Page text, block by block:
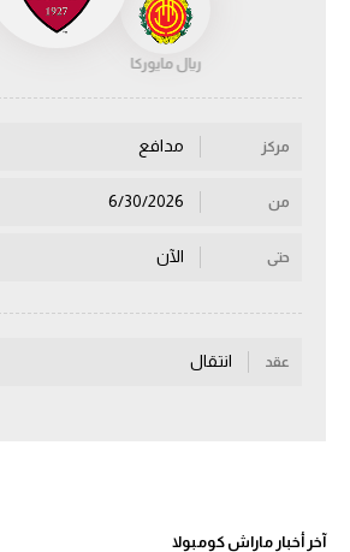
أقسام
الكرة الإفريقية
منتخب مصر
سعودي في الجول
ريال مايوركا
مركز مدافع
من
حتى الآن
عقد انتقال
آخر أخبار ماراش كومبولا